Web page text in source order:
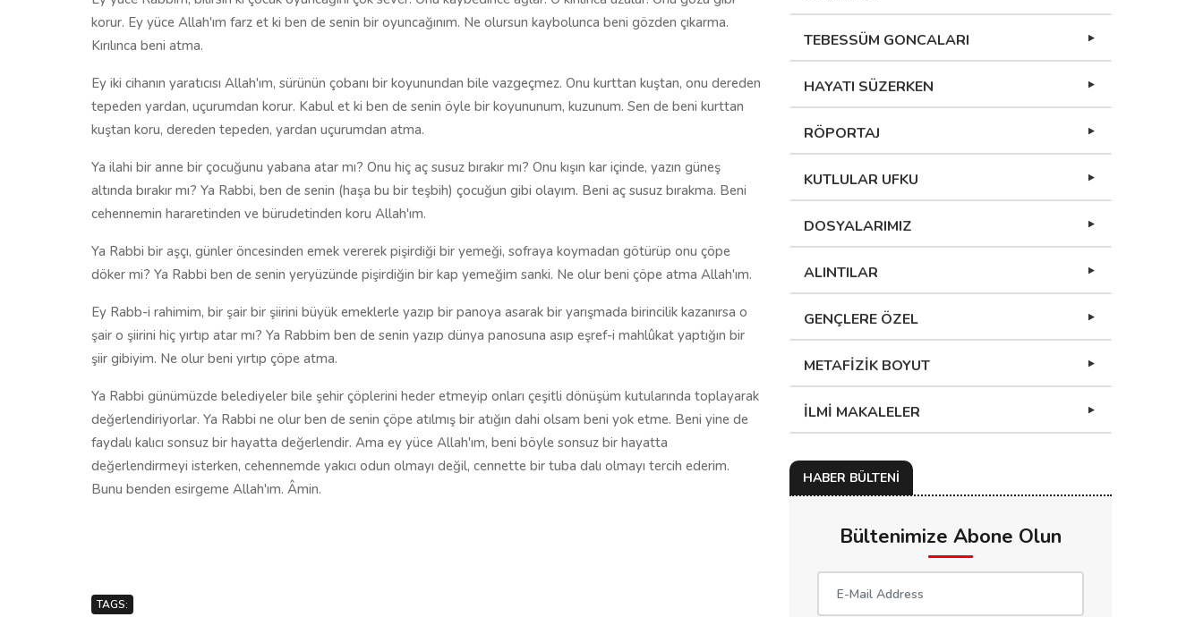
korur. Ey yüce Allah'ım farz et ki ben de senin bir oyuncağınım. Ne olursun kaybolunca beni gözden çıkarma.
Kırılınca beni atma.
Ey iki cihanın yaratıcısı Allah'ım, sürünün çobanı bir koyunundan bile vazgeçmez. Onu kurttan kuştan, onu dereden
tepeden yardan, uçurumdan korur. Kabul et ki ben de senin öyle bir koyununum, kuzunum. Sen de beni kurttan
kuştan koru, dereden tepeden, yardan uçurumdan atma.
Ya ilahi bir anne bir çocuğunu yabana atar mı? Onu hiç aç susuz bırakır mı? Onu kışın kar içinde, yazın güneş
altında bırakır mı? Ya Rabbi, ben de senin (haşa bu bir teşbih) çocuğun gibi olayım. Beni aç susuz bırakma. Beni
cehennemin hararetinden ve bürudetinden koru Allah'ım.
Ya Rabbi bir aşçı, günler öncesinden emek vererek pişirdiği bir yemeği, sofraya koymadan götürüp onu çöpe
döker mi? Ya Rabbi ben de senin yeryüzünde pişirdiğin bir kap yemeğim sanki. Ne olur beni çöpe atma Allah'ım.
Ey Rabb-i rahimim, bir şair bir şiirini büyük emeklerle yazıp bir panoya asarak bir yarışmada birincilik kazanırsa o
şair o şiirini hiç yırtıp atar mı? Ya Rabbim ben de senin yazıp dünya panosuna asıp eşref-i mahlûkat yaptığın bir
şiir gibiyim. Ne olur beni yırtıp çöpe atma.
Ya Rabbi günümüzde belediyeler bile şehir çöplerini heder etmeyip onları çeşitli dönüşüm kutularında toplayarak
değerlendiriyorlar. Ya Rabbi ne olur ben de senin çöpe atılmış bir atığın dahi olsam beni yok etme. Beni yine de
faydalı kalıcı sonsuz bir hayatta değerlendir. Ama ey yüce Allah'ım, beni böyle sonsuz bir hayatta
değerlendirmeyi isterken, cehennemde yakıcı odun olmayı değil, cennette bir tuba dalı olmayı tercih ederim.
Bunu benden esirgeme Allah'ım. Âmin.
TAGS:
TEBESSÜM GONCALARI
HAYATI SÜZERKEN
RÖPORTAJ
KUTLULAR UFKU
DOSYALARIMIZ
ALINTILAR
GENÇLERE ÖZEL
METAFİZİK BOYUT
İLMİ MAKALELER
HABER BÜLTENİ
Bültenimize Abone Olun